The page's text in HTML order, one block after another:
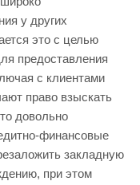
у других
это с целью
предоставления
с клиентами
право взыскать
довольно
финансовые
закладную
при этом